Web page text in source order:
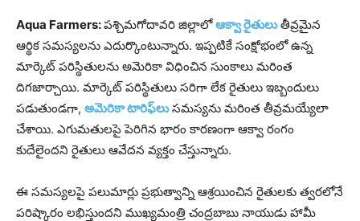
Aqua Farmers:పశ్చిమగోదావరి జిల్లాలోఆక్వా రైతులుతీవ్రమైన
ఆర్థిక సమస్యలను ఎదుర్కొంటున్నారు. ఇప్పటికే సంక్షోభంలో ఉన్న
మార్కెట్ పరిస్థితులను అమెరికా విధించిన సుంకాలు మరింత
దిగజార్చాయి. మార్కెట్ పరిస్థితులు సరిగా లేక రైతులు ఇబ్బందులు
పడుతుండగా, అమెరికా టారిఫ్‌లుసమస్యను మరింత తీవ్రమయ్యేలా
చేశాయి. ఎగుమతులపై పెరిగిన భారం కారణంగా ఆక్వా రంగం
కుదేలైందని రైతులు ఆవేదన వ్యక్తం చేస్తున్నారు.
ఈ సమస్యలపై పలుమార్లు ప్రభుత్వాన్ని ఆశ్రయించిన రైతులకు త్వరలోనే
పరిష్కారం లభిస్తుందని ముఖ్యమంత్రి చంద్రబాబు నాయుడు హామీ